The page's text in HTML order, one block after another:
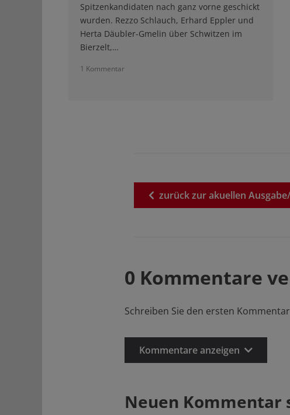
Spitzenkandidaten nach ganz vorne geschickt
wurden. Rezzo Schlauch, Erhard Eppler und
Herta Däubler-Gmelin über Schwitzen im
Bierzelt,…
1 Kommentar
zurückzurakuellen Ausgabe/
0 Kommentare
Schreiben Sie den ersten
Kommentare anzeigen
Neuen Kommentar